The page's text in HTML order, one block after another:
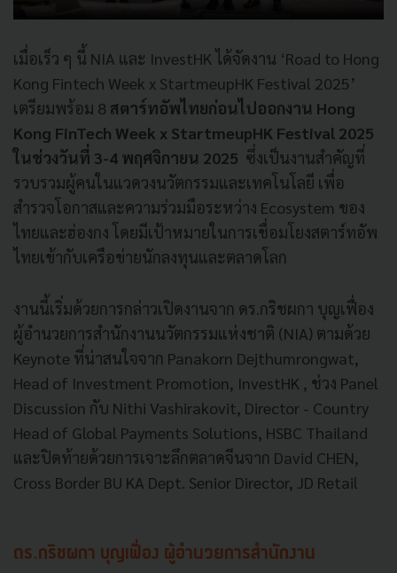
เมื่อเร็ว ๆ นี้ NIA และ InvestHK ได้จัดงาน ‘Road to Hong
Kong Fintech Week x StartmeupHK Festival 2025’
เตรียมพร้อม 8 สตาร์ทอัพไทยก่อนไปออกงาน Hong
Kong FinTech Week x StartmeupHK Festival 2025
ในช่วงวันที่ 3-4 พฤศจิกายน 2025 ซึ่งเป็นงานสำคัญที่
รวบรวมผู้คนในแวดวงนวัตกรรมและเทคโนโลยี เพื่อ
สำรวจโอกาสและความร่วมมือระหว่าง Ecosystem ของ
ไทยและฮ่องกง โดยมีเป้าหมายในการเชื่อมโยงสตาร์ทอัพ
ไทยเข้ากับเครือข่ายนักลงทุนและตลาดโลก
งานนี้เริ่มด้วยการกล่าวเปิดงานจาก ดร.กริชผกา บุญเฟื่อง
ผู้อำนวยการสำนักงานนวัตกรรมแห่งชาติ (NIA) ตามด้วย
Keynote ที่น่าสนใจจาก Panakorn Dejthumrongwat,
Head of Investment Promotion, InvestHK , ช่วง Panel
Discussion กับ Nithi Vashirakovit, Director - Country
Head of Global Payments Solutions, HSBC Thailand
และปิดท้ายด้วยการเจาะลึกตลาดจีนจาก David CHEN,
Cross Border BU KA Dept. Senior Director, JD Retail
ดร.กริชผกา บุญเฟื่อง ผู้อำนวยการสำนักงาน